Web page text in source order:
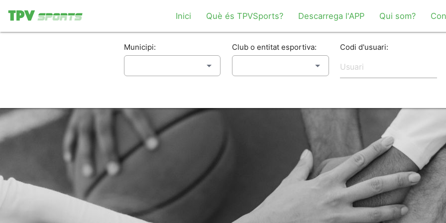
Inici Què és TPVSports? Descarrega l'APP Qui som?
Municipi: Club o entitat esportiva: Codi d'usuari: